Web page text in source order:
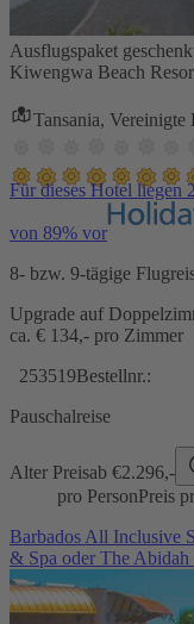
Ausflugspaket
Kiwengwa Beach
Tansania,
Für dieses Hotel liegen
von 89% vor
8- bzw. 9-tägige
Upgrade auf
ca. € 134,- pro Zimmer
253519Bestellnr.:
Pauschalreise
Alter Preisab €2.296,-
pro PersonPreis
Barbados All Inclusive
& Spa oder The Abidah